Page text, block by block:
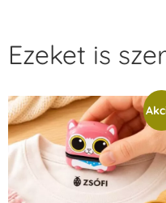
Ezeket is